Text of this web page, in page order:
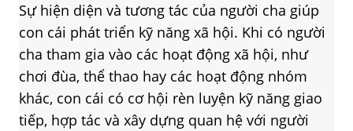
Sự hiện diện và tương tác của người cha giúp
con cái phát triển kỹ năng xã hội. Khi có người
cha tham gia vào các hoạt động xã hội, như
chơi đùa, thể thao hay các hoạt động nhóm
khác, con cái có cơ hội rèn luyện kỹ năng giao
tiếp, hợp tác và xây dựng quan hệ với người